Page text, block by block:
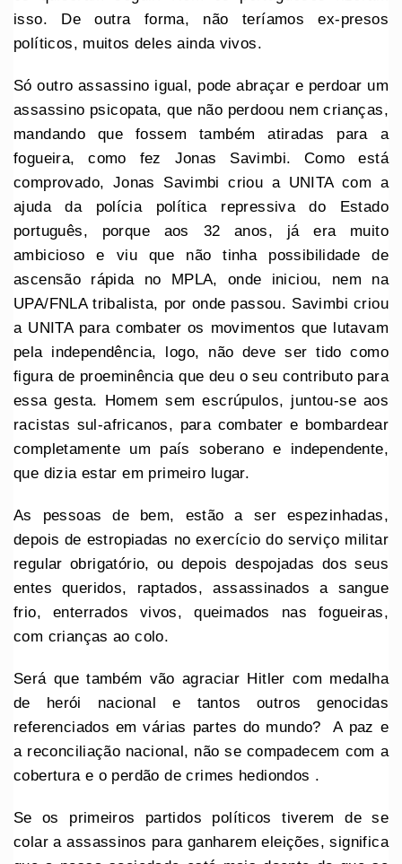
isso. De outra forma, não teríamos ex-presos
políticos, muitos deles ainda vivos.
Só outro assassino igual, pode abraçar e perdoar um
assassino psicopata, que não perdoou nem crianças,
mandando que fossem também atiradas para a
fogueira, como fez Jonas Savimbi. Como está
comprovado, Jonas Savimbi criou a UNITA com a
ajuda da polícia política repressiva do Estado
português, porque aos 32 anos, já era muito
ambicioso e viu que não tinha possibilidade de
ascensão rápida no MPLA, onde iniciou, nem na
UPA/FNLA tribalista, por onde passou. Savimbi criou
a UNITA para combater os movimentos que lutavam
pela independência, logo, não deve ser tido como
figura de proeminência que deu o seu contributo para
essa gesta. Homem sem escrúpulos, juntou-se aos
racistas sul-africanos, para combater e bombardear
completamente um país soberano e independente,
que dizia estar em primeiro lugar.
As pessoas de bem, estão a ser espezinhadas,
depois de estropiadas no exercício do serviço militar
regular obrigatório, ou depois despojadas dos seus
entes queridos, raptados, assassinados a sangue
frio, enterrados vivos, queimados nas fogueiras,
com crianças ao colo.
Será que também vão agraciar Hitler com medalha
de herói nacional e tantos outros genocidas
referenciados em várias partes do mundo? A paz e
a reconciliação nacional, não se compadecem com a
cobertura e o perdão de crimes hediondos .
Se os primeiros partidos políticos tiverem de se
colar a assassinos para ganharem eleições, significa